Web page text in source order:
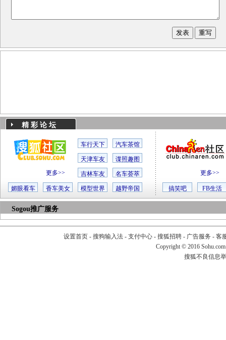
精 彩 论 坛
更多>>
车行天下 汽车茶馆
天津车友 谍照趣图
吉林车友 名车荟萃
媚眼看车 香车美女 模型世界 越野帝国
更多>>
搞笑吧 FB生活
Sogou推广服务
设置首页- 搜狗输入法- 支付中心- 搜狐招聘- 广告服务 - 客
Copyright © 2016
搜狐不良信息